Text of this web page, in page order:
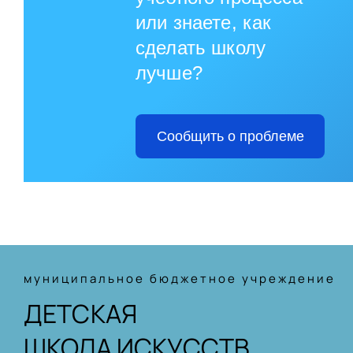
или знаете, как
сделать школу
лучше?
Сообщить о проблеме
муниципальное бюджетное учреждение
ДЕТСКАЯ